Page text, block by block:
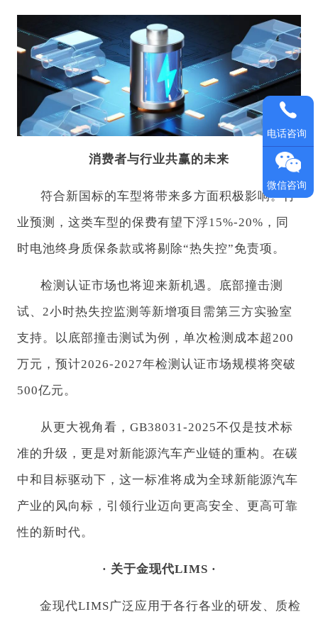
消费者与行业共赢的未来
符合新国标的车型将带来多方面积极影响。行
业预测，这类车型的保费有望下浮15%-20%，同
时电池终身质保条款或将剔除“热失控”免责项。
检测认证市场也将迎来新机遇。底部撞击测
试、2小时热失控监测等新增项目需第三方实验室
支持。以底部撞击测试为例，单次检测成本超200
万元，预计2026-2027年检测认证市场规模将突破
500亿元。
从更大视角看，GB38031-2025不仅是技术标
准的升级，更是对新能源汽车产业链的重构。在碳
中和目标驱动下，这一标准将成为全球新能源汽车
产业的风向标，引领行业迈向更高安全、更高可靠
性的新时代。
· 关于金现代LIMS ·
金现代LIMS广泛应用于各行各业的研发、质检
电话咨询
微信咨询